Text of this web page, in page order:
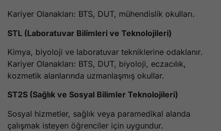
Kariyer Olanakları: BTS, DUT, mühendislik okulları.
STL (Laboratuvar Bilimleri ve Teknolojileri)
Kimya, biyoloji ve laboratuvar tekniklerine odaklanır.
Kariyer Olanakları: BTS, DUT, biyoloji, eczacılık,
kozmetik alanlarında uzmanlaşmış okullar.
ST2S (Sağlık ve Sosyal Bilimler Teknolojileri)
Sosyal hizmetler, sağlık veya paramedikal alanda
çalışmak isteyen öğrenciler için uygundur.